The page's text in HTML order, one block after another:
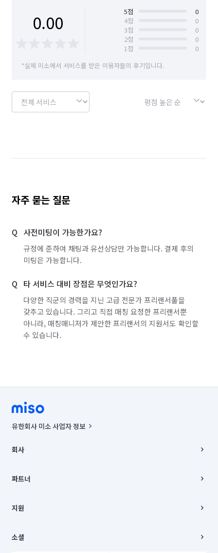
0.00 5점
0
4점
0
3점
0
2점
0
1점
0
*실제 미소에서 서비스를 받은 이용자들의 후기입니다.
자주 묻는 질문
사전미팅이 가능한가요?
규정에 준하여 채팅과 유선상담만 가능합니다. 결제 후의
미팅은 가능합니다.
타 서비스 대비 장점은 무엇인가요?
다양한 직군의 경력을 지닌 고급 전문가 프리랜서풀을
갖추고 있습니다. 그리고 직접 매칭 요청한 프리랜서뿐
아니라, 매칭매니저가 제안한 프리랜서의 지원서도 확인할
수 있습니다.
유한회사 미소 사업자 정보
00019 |
주소 | 본사: 서울특별시 종로구 율곡로 6(중학동, 트윈트리빌딩) B동 5층
컨택센터 : 서울특별시 종로구 수송동 율곡로 24, 7층, 8층 미소
상품, 상품정보, 거래에 관한 의무와 책임은 거래당사자에게 있습니다.
언론 보도 관련 문의:
© 유한회사 미소. Miso, Inc. All Rights Reserved.
회사
채용
파트너
이사
지원
이용약관
소셜